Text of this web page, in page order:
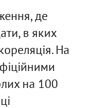
де
в яких
На
на 100